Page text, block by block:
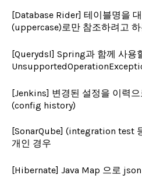
[Database Rider] 테이블명을
(uppercase)로만 참조하려고
[Querydsl] Spring과 함께 사용
[Jenkins] 변경된 설정을 이력으
(config history)
[SonarQube] (integration test
개인 경우
[Hibernate] Java Map 으로 json